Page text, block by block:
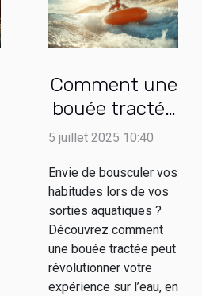
Comment une
bouée tractée
peut
vos sorties
aquatiques ?
5 juillet 2025 10:40
Envie de bousculer vos
habitudes lors de vos
sorties aquatiques ?
Découvrez comment
une bouée tractée peut
révolutionner votre
expérience sur l’eau, en